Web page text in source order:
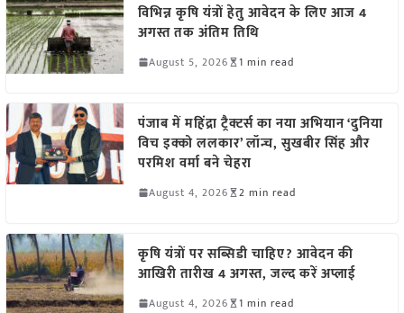
विभिन्न कृषि यंत्रों हेतु आवेदन के लिए आज 4
अगस्त तक अंतिम तिथि
August 5, 2026 1 min read
पंजाब में महिंद्रा ट्रैक्टर्स का नया अभियान ‘दुनिया
विच इक्को ललकार’ लॉन्च, सुखबीर सिंह और
परमिश वर्मा बने चेहरा
August 4, 2026 2 min read
कृषि यंत्रों पर सब्सिडी चाहिए? आवेदन की
आखिरी तारीख 4 अगस्त, जल्द करें अप्लाई
August 4, 2026 1 min read